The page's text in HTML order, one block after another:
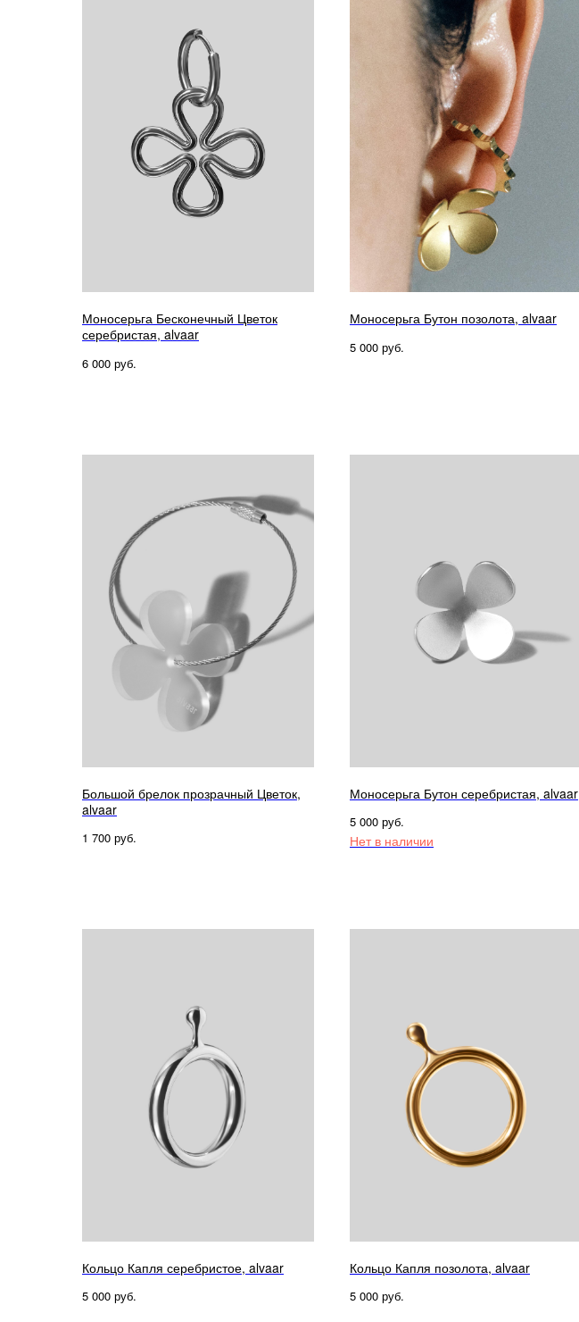
Моносерьга Бесконечный Цветок
серебристая, alvaar
6 000 руб.
Моносерьга Бутон позолота, alvaar
5 000 руб.
Большой брелок прозрачный Цветок,
alvaar
1 700 руб.
Моносерьга Бутон серебристая, alvaar
5 000 руб.
Нет в наличии
Кольцо Капля серебристое, alvaar
5 000 руб.
Кольцо Капля позолота, alvaar
5 000 руб.